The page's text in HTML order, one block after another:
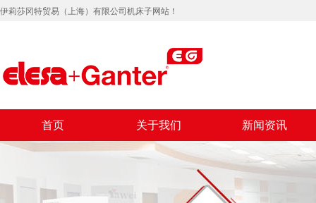
伊莉莎冈特贸易（上海）有限公司机床子网站！
首页 关于我们 新闻资讯